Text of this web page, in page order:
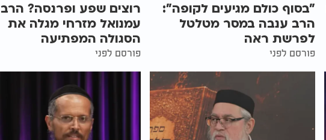
"בסוף כולם מגיעים לקופה":
הרב ענבה במסר מטלטל
לפרשת ראה
פורסם לפני
רוצים שפע ופרנסה? הרב
עמנואל מזרחי מגלה את
הסגולה המפתיעה
פורסם לפני